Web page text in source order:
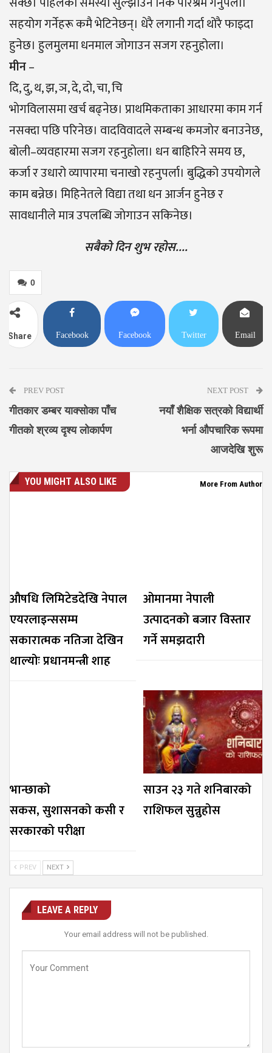
सहयोग गर्नेहरू कमै भेटिनेछन्। धेरै लगानी गर्दा थोरै फाइदा
हुनेछ। हुलमुलमा धनमाल जोगाउन सजग रहनुहोला।
मीन–
दि, दु, थ, झ, ञ, दे, दो, चा, चि
भाेगविलासमा खर्च बढ्नेछ। प्राथमिकताका आधारमा काम गर्न
नसक्दा पछि परिनेछ। वादविवादले सम्बन्ध कमजाेर बनाउनेछ,
बोली–व्यवहारमा सजग रहनुहाेला। धन बाहिरिने समय छ,
कर्जा र उधारो व्यापारमा चनाखो रहनुपर्ला। बुद्धिको उपयोगले
काम बन्नेछ। मिहिनेतले विद्या तथा धन आर्जन हुनेछ र
सावधानीले मात्र उपलब्धि जाेगाउन सकिनेछ।
सबैको दिन शुभ रहोस….
0
Share Facebook Facebook Twitter Email
PREV POST
गीतकार डम्बर याक्सोका पाँच
गीतको श्रव्य दृश्य लोकार्पण
NEXT POST
नयाँ शैक्षिक सत्रको विद्यार्थी
भर्ना औपचारिक रूपमा
आजदेखि शुरू
YOU MIGHT ALSO LIKE More From Author
औषधि लिमिटेडदेखि नेपाल
एयरलाइन्ससम्म
सकारात्मक नतिजा देखिन
थाल्योः प्रधानमन्त्री शाह
ओमानमा नेपाली
उत्पादनको बजार विस्तार
गर्ने समझदारी
भान्छाको
सकस, सुशासनको कसी र
सरकारको परीक्षा
साउन २३ गते शनिबारको
राशिफल सुन्नुहोस
PREV NEXT
LEAVE A REPLY
Your email address will not be published.